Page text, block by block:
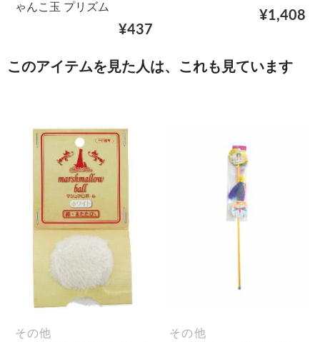
ゃんこ玉 プリズム
¥437
¥1,408
このアイテムを見た人は、これも見ています
その他
その他